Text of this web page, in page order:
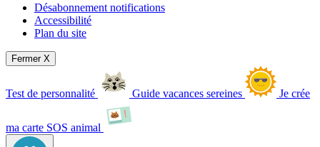
Désabonnement notifications
Accessibilité
Plan du site
Fermer X
Test de personnalité Guide vacances sereines Je crée
ma carte SOS animal